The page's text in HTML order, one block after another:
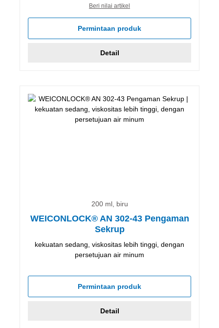
Beri nilai artikel
Permintaan produk
Detail
200 ml, biru
WEICONLOCK® AN 302-43 Pengaman
Sekrup
kekuatan sedang, viskositas lebih tinggi, dengan
persetujuan air minum
Permintaan produk
Detail